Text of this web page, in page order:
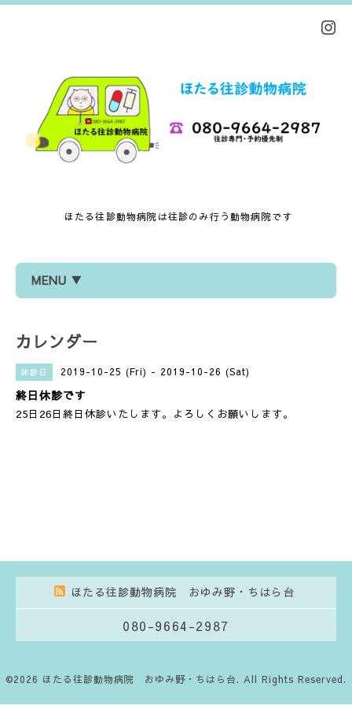
ほたる往診動物病院は往診のみ行う動物病院です
MENU ▼
カレンダー
休診日 2019-10-25 (Fri) - 2019-10-26 (Sat)
終日休診です
25日26日終日休診いたします。よろしくお願いします。
ほたる往診動物病院 おゆみ野・ちはら台
080-9664-2987
©2026 ほたる往診動物病院 おゆみ野・ちはら台. All Rights Reserved.